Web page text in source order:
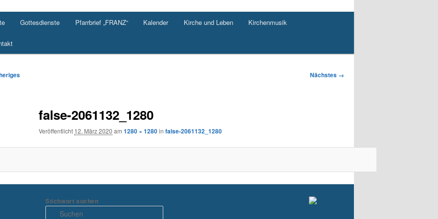
Gottesdienste Pfarrbrief „FRANZ“ Kalender Kirche und Leben Kirchenmusik
Nächstes →
false-2061132_1280
Veröffentlicht 12. März 2020 am1280 × 1280infalse-2061132_1280
Stichwort suchen